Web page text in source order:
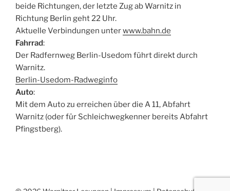
beide Richtungen, der letzte Zug ab Warnitz in
Richtung Berlin geht 22 Uhr.
Aktuelle Verbindungen unterwww.bahn.de
Fahrrad:
Der Radfernweg Berlin-Usedom führt direkt durch
Warnitz.
Berlin-Usedom-Radweginfo
Auto:
Mit dem Auto zu erreichen über die A 11, Abfahrt
Warnitz (oder für Schleichwegkenner bereits Abfahrt
Pfingstberg).